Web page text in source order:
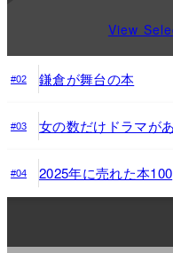
View
#02 鎌倉が舞台の本
#03 女の数だけドラマが
#04 2025年に売れた本100